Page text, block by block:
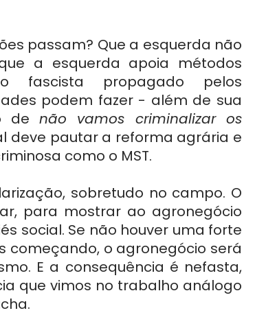
passam? Que a esquerda não
a esquerda apoia métodos
fascista propagado pelos
podem fazer - além de sua
de não vamos criminalizar os
deve pautar a reforma agrária e
como o MST.
sobretudo no campo. O
para mostrar ao agronegócio
social. Se não houver uma forte
começando, o agronegócio será
E a consequência é nefasta,
que vimos no trabalho análogo